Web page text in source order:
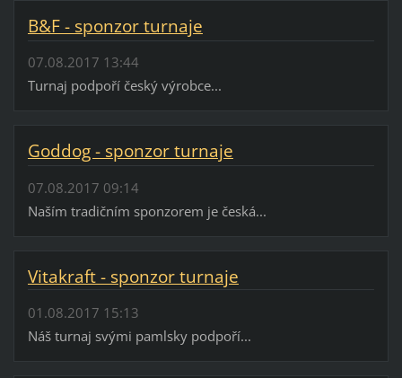
B&F - sponzor turnaje
07.08.2017 13:44
Turnaj podpoří český výrobce...
Goddog - sponzor turnaje
07.08.2017 09:14
Naším tradičním sponzorem je česká...
Vitakraft - sponzor turnaje
01.08.2017 15:13
Náš turnaj svými pamlsky podpoří...